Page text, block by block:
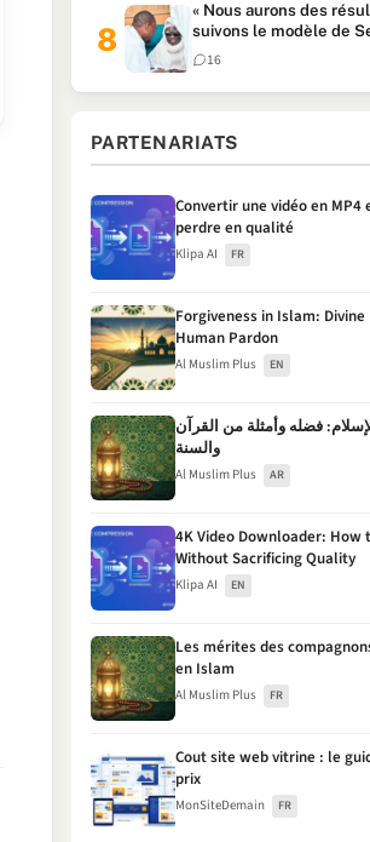
« Nous aurons des
suivons le modèle de
Touba » : Ousmane
Serigne Mountakha
16
PARTENARIATS
Convertir une vidéo en MP4
perdre en qualité
Klipa AI FR
Forgiveness in Islam: Divine
Human Pardon
Al Muslim Plus EN
فضله وأمثلة من القرآن
والسنة
Al Muslim Plus AR
4K Video Downloader: How
Without Sacrificing Quality
Klipa AI EN
Les mérites des
en Islam
Al Muslim Plus FR
Cout site web vitrine : le
prix
MonSiteDemain FR